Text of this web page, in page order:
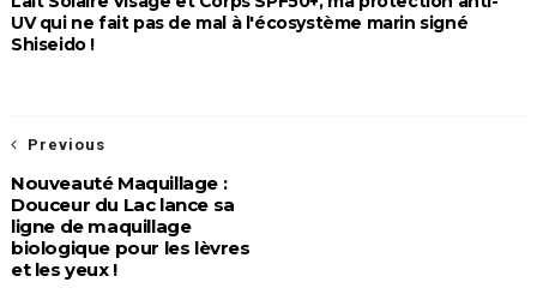
UV qui ne fait pas de mal à l'écosystème marin signé
Shiseido !
Previous
Nouveauté Maquillage :
Douceur du Lac lance sa
ligne de maquillage
biologique pour les lèvres
et les yeux !